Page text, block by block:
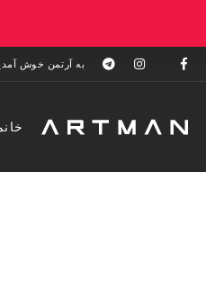
به آرتمن خوش آمدید. ارسال به سراسر